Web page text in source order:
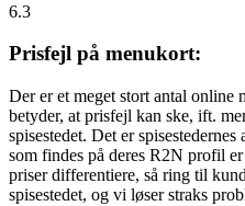
6.3
Prisfejl på menukort:
Der er et meget stort antal
betyder, at prisfejl kan ske, ift.
spisestedet. Det er
som findes på deres R2N profil
priser differentiere, så ring til
spisestedet, og vi løser straks